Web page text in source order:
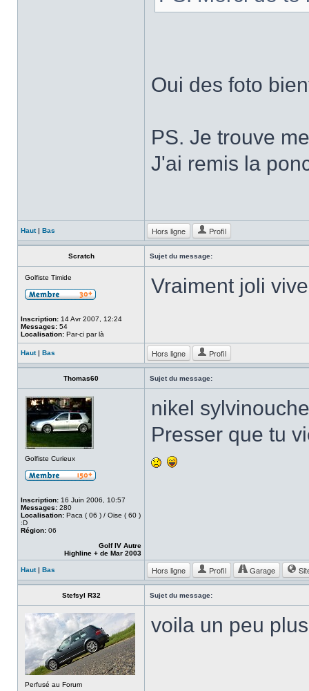
Oui des foto
PS. Je trouve
J'ai remis la
Haut| Bas Hors ligne Profil
Scratch Sujet du message:
Golfiste Timide
Inscription: 14 Avr 2007, 12:24
Messages: 54
Localisation: Par-ci par là
Vraiment joli
Haut| Bas Hors ligne Profil
Thomas60 Sujet du message:
Golfiste Curieux
Inscription: 16 Juin 2006, 10:57
Messages: 280
Localisation: Paca ( 06 ) / Oise ( 60 )
:D
Région: 06
Golf IV Autre
Highline + de Mar 2003
nikel
Presser que tu
Haut| Bas Hors ligne Profil Garage
Stefsyl R32 Sujet du message:
Perfusé au Forum
voila un peu